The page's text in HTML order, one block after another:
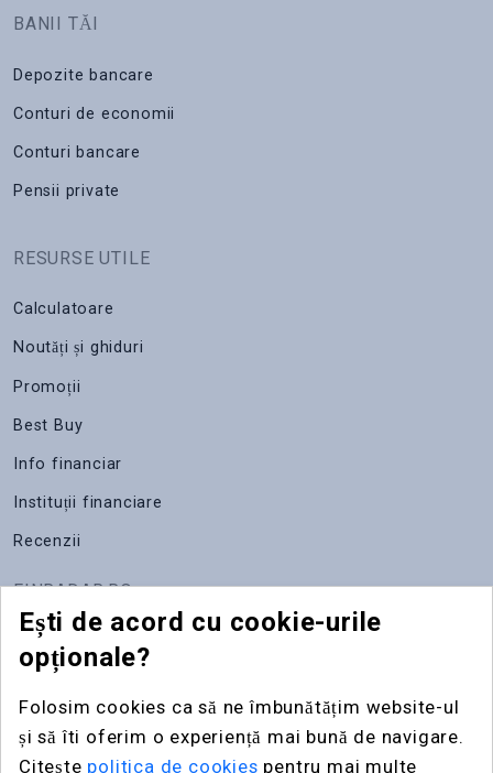
BANII TĂI
Depozite bancare
Conturi de economii
Conturi bancare
Pensii private
RESURSE UTILE
Calculatoare
Noutăți și ghiduri
Promoții
Best Buy
Info financiar
Instituții financiare
Recenzii
FINRADAR.RO
Despre noi
Contact
Publicitate
Ești de acord cu cookie-urile
opționale?
Folosim cookies ca să ne îmbunătățim website-ul
și să îti oferim o experiență mai bună de navigare.
Citește politica de cookies pentru mai multe